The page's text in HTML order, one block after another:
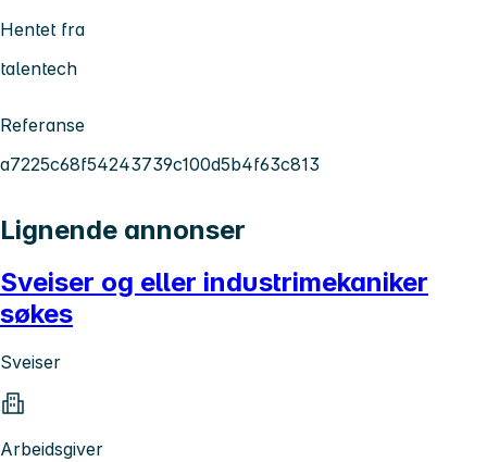
Hentet fra
talentech
Referanse
a7225c68f54243739c100d5b4f63c813
Lignende annonser
Sveiser og eller industrimekaniker
søkes
Sveiser
Arbeidsgiver